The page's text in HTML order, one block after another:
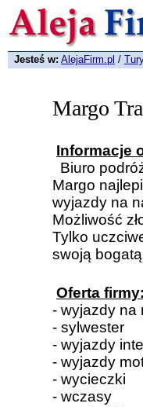
Jesteś w: AlejaFirm.pl /
Margo
Informacje
Biuro
Margo
wyjazdy na
Możliwość
Tylko
swoją
Oferta firmy:
- wyjazdy na
- sylwester
- wyjazdy
- wyjazdy
- wycieczki
- wczasy